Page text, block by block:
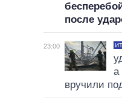
после
23:00
а
вручили